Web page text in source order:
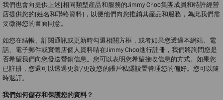
我們也會向提供上述[相同類型産品和服務的Jimmy Choo集團成員和特許經營
店提供您的[姓名和聯絡資料]，以便他們向您推銷其産品和服務，為此我們需
要徵得您的書面同意。
如您在結帳、訂閱通訊或更新時勾選相關方框，或者如果您透過本網站、電
話、電子郵件或實體店個人資料咭在Jimmy Choo進行註冊，我們將詢問您是
否希望我們向您發送營銷信息。您可以表明您希望接收信息的方式。如果您
已註册，您還可以透過更新/更改您的賬戶私隱設置管理您的偏好。您可以隨
時退訂。
我們如何儲存和保護您的資料？